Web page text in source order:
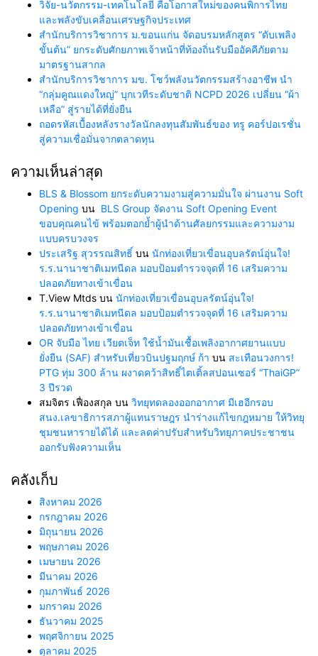
วิจัย-นวัตกรรม-เทคโนโลยี คือโอกาสใหม่ของคนพิการไทย
และพลังขับเคลื่อนเศรษฐกิจประเทศ
สำนักบริการวิชาการ ม.ขอนแก่น จัดอบรมหลักสูตร “ดับเพลิง
ขั้นต้น” ยกระดับศักยภาพเจ้าหน้าที่ท้องถิ่นรับมืออัคคีภัยตาม
มาตรฐานสากล
สำนักบริการวิชาการ มข. โชว์พลังนวัตกรรมสร้างอาชีพ นำ
“กลุ่มคูณแดงใหญ่” บุกเวทีระดับชาติ NCPD 2026 เปลี่ยน “ผ้า
เหลือ” สู่รายได้ที่ยั่งยืน
ถอดรหัสเบื้องหลังรางวัลนักลงทุนสัมพันธ์ของ ทรู คอร์ปอเรชั่น
สู่ความเชื่อมั่นจากตลาดทุน
ความเห็นล่าสุด
BLS & Blossom ยกระดับความงามสู่ความมั่นใจ ผ่านงาน Soft
Opening บน BLS Group จัดงาน Soft Opening Event
ขอบคุณคนไข้ พร้อมตอกย้ำผู้นำด้านศัลยกรรมและความงาม
แบบครบวงจร
ประเสริฐ สุวรรณสิทธิ์ บน นักท่องเที่ยวเขื่อนอุบลรัตน์อุ่นใจ!
ร.ร.นานาชาติเมทนีดล มอบป้อมตำรวจจุดที่ 16 เสริมความ
ปลอดภัยทางเข้าเขื่อน
T.View Mtds บน นักท่องเที่ยวเขื่อนอุบลรัตน์อุ่นใจ!
ร.ร.นานาชาติเมทนีดล มอบป้อมตำรวจจุดที่ 16 เสริมความ
ปลอดภัยทางเข้าเขื่อน
OR จับมือ ไทย เวียตเจ็ท ใช้น้ำมันเชื้อเพลิงอากาศยานแบบ
ยั่งยืน (SAF) สำหรับเที่ยวบินปฐมฤกษ์ ก้า บน สะเทือนวงการ!
PTG ทุ่ม 300 ล้าน ผงาดคว้าสิทธิ์ไตเติ้ลสปอนเซอร์ “ThaiGP”
3 ปีรวด
สมจิตร เฟื่องสกุล บน วิทยุทดลองออกอากาศ มีเฮอีกรอบ
สนง.เลขาธิการสภาผู้แทนราษฎร นำร่างแก้ไขกฎหมาย ให้วิทยุ
ชุมชนหารายได้ได้ และลดค่าปรับสำหรับวิทยุภาคประชาชน
ออกรับฟังความเห็น
คลังเก็บ
สิงหาคม 2026
กรกฎาคม 2026
มิถุนายน 2026
พฤษภาคม 2026
เมษายน 2026
มีนาคม 2026
กุมภาพันธ์ 2026
มกราคม 2026
ธันวาคม 2025
พฤศจิกายน 2025
ตุลาคม 2025